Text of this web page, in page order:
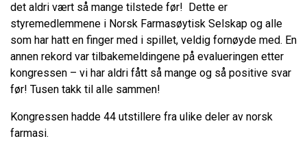
det aldri vært så mange tilstede før! Dette er
styremedlemmene i Norsk Farmasøytisk Selskap og alle
som har hatt en finger med i spillet, veldig fornøyde med. En
annen rekord var tilbakemeldingene på evalueringen etter
kongressen – vi har aldri fått så mange og så positive svar
før! Tusen takk til alle sammen!
Kongressen hadde 44 utstillere fra ulike deler av norsk
farmasi.